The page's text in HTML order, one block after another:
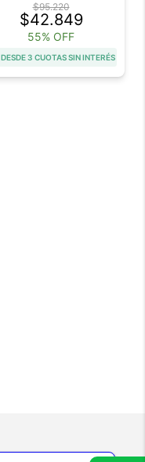
$95.220
$42.849
55% OFF
DESDE 3 CUOTAS SIN INTERÉS